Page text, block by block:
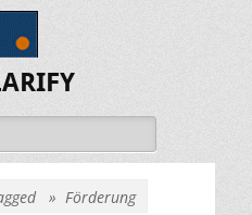
» Förderung